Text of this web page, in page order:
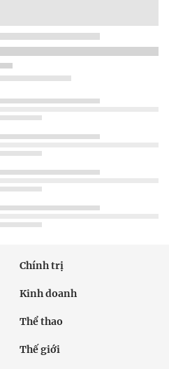
Chính trị
Kinh doanh
Thể thao
Thế giới